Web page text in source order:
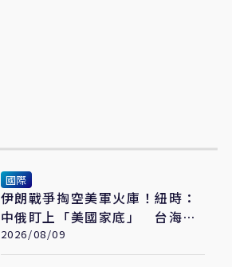
國際
伊朗戰爭掏空美軍火庫！紐時：
中俄盯上「美國家底」 台海戰
力恐成最大受害者
2026/08/09